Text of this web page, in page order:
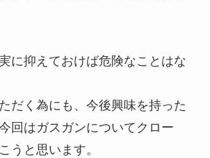
に抑えておけば危険なことはな
だく為にも、今後興味を持った
回はガスガンについてクロー
うと思います。